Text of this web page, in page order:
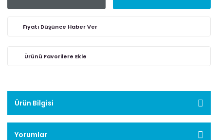
Fiyatı Düşünce Haber Ver
Ürün Bilgisi
Yorumlar